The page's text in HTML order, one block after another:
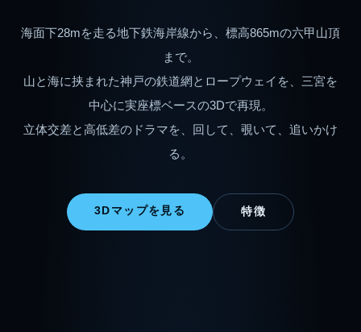
海面下28mを走る地下鉄海岸線から、標高865mの六甲山頂
まで。
山と海に挟まれた神戸の鉄道網とロープウェイを、三宮を
中心に実座標ベースの3Dで再現。
立体交差と高低差のドラマを、回して、覗いて、追いかけ
る。
3Dマップを見る 特徴